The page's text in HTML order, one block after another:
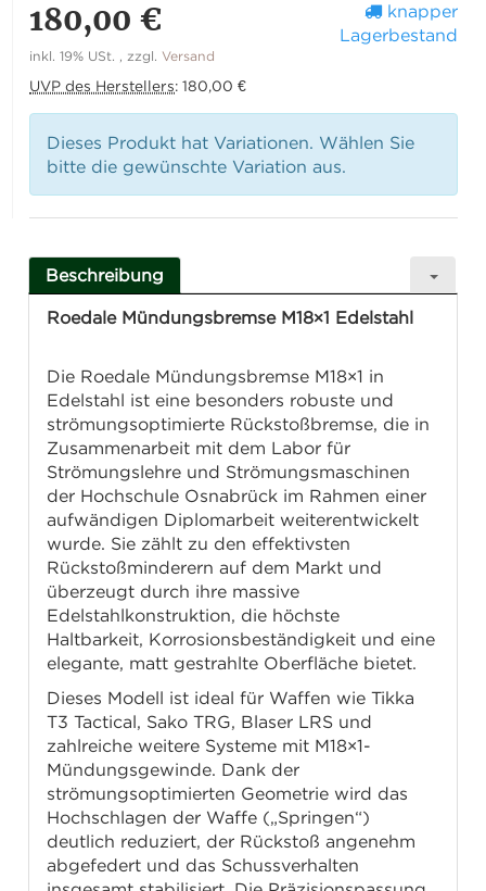
180,00 €
inkl. 19% USt. , zzgl.Versand
UVP des Herstellers:180,00 €
knapper
Lagerbestand
Dieses Produkt hat Variationen. Wählen Sie
bitte die gewünschte Variation aus.
Beschreibung
Roedale Mündungsbremse M18×1 Edelstahl
Die Roedale Mündungsbremse M18×1 in
Edelstahl ist eine besonders robuste und
strömungsoptimierte Rückstoßbremse, die in
Zusammenarbeit mit dem Labor für
Strömungslehre und Strömungsmaschinen
der Hochschule Osnabrück im Rahmen einer
aufwändigen Diplomarbeit weiterentwickelt
wurde. Sie zählt zu den effektivsten
Rückstoßminderern auf dem Markt und
überzeugt durch ihre massive
Edelstahlkonstruktion, die höchste
Haltbarkeit, Korrosionsbeständigkeit und eine
elegante, matt gestrahlte Oberfläche bietet.
Dieses Modell ist ideal für Waffen wie Tikka
T3 Tactical, Sako TRG, Blaser LRS und
zahlreiche weitere Systeme mit M18×1-
Mündungsgewinde. Dank der
strömungsoptimierten Geometrie wird das
Hochschlagen der Waffe („Springen“)
deutlich reduziert, der Rückstoß angenehm
abgefedert und das Schussverhalten